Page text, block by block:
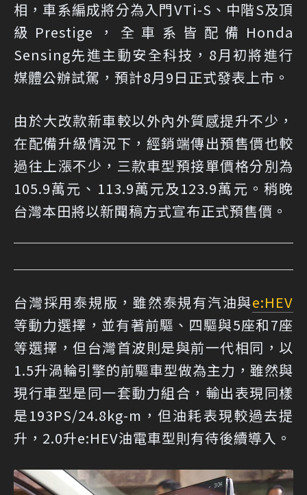
相，車系編成將分為入門VTi-S、中階S及頂
級Prestige，全車系皆配備Honda
Sensing先進主動安全科技，8月初將進行
媒體公辦試駕，預計8月9日正式發表上市。
由於大改款新車較以外內外質感提升不少，
在配備升級情況下，經銷端傳出預售價也較
過往上漲不少，三款車型預接單價格分別為
105.9萬元、113.9萬元及123.9萬元。稍晚
台灣本田將以新聞稿方式宣布正式預售價。
台灣採用泰規版，雖然泰規有汽油與e:HEV
等動力選擇，並有著前驅、四驅與5座和7座
等選擇，但台灣首波則是與前一代相同，以
1.5升渦輪引擎的前驅車型做為主力，雖然與
現行車型是同一套動力組合，輸出表現同樣
是193PS/24.8kg-m，但油耗表現較過去提
升，2.0升e:HEV油電車型則有待後續導入。